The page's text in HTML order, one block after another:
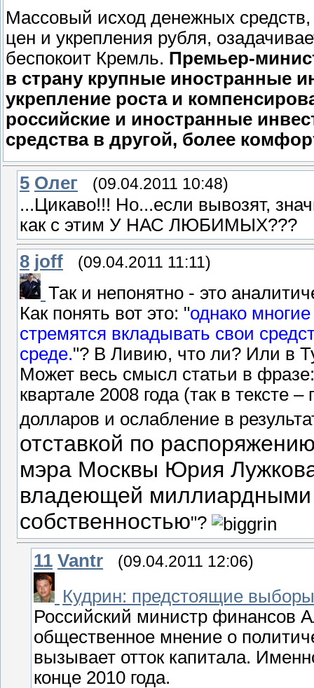
Массовый исход денежных
цен и укрепления рубля,
беспокоит Кремль. Премьер-
в страну крупные иностранные
укрепление роста и
российские и иностранные
средства в другой, более
5 Олeг (09.04.2011 10:48)
...Цикаво!!! Но...если вывозят,
как с этим У НАС ЛЮБИМЫХ???
8 joff (09.04.2011 11:11)
Так и непонятно - это
Как понять вот это: "однако
стремятся вкладывать свои
среде."? В Ливию, что ли? Или в
Может весь смысл статьи в
квартале 2008 года (так в
долларов и ослабление в
отставкой по
мэра Москвы Юрия
владеющей миллиардными
собственностью"?
11 Vantr (09.04.2011 12:06)
Кудрин: предстоящие выборы
Российский министр финансов
общественное мнение о
вызывает отток капитала.
конце 2010 года.